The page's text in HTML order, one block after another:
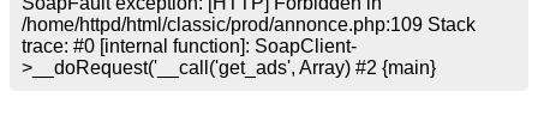
/home/httpd/html/classic/prod/annonce.php:109 Stack
trace: #0 [internal function]: SoapClient-
>__doRequest(' __call('get_ads', Array) #2 {main}